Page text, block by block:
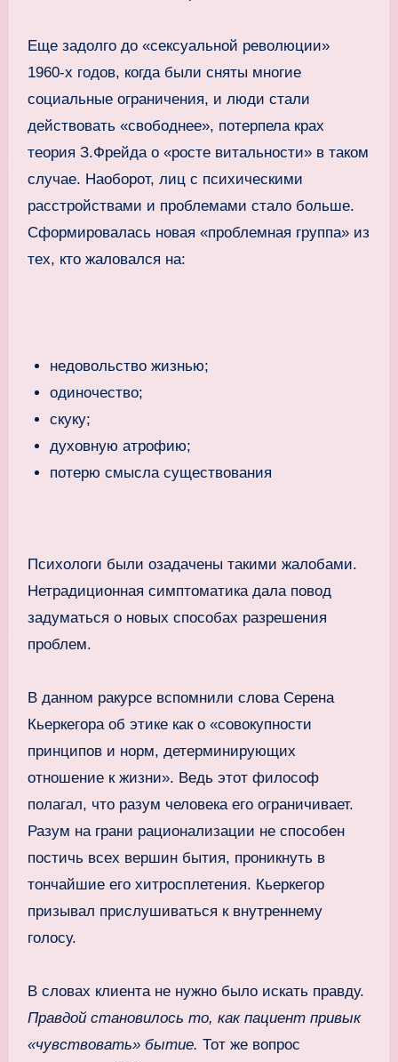
Еще задолго до «сексуальной революции»
1960-х годов, когда были сняты многие
социальные ограничения, и люди стали
действовать «свободнее», потерпела крах
теория З.Фрейда о «росте витальности» в таком
случае. Наоборот, лиц с психическими
расстройствами и проблемами стало больше.
Сформировалась новая «проблемная группа» из
тех, кто жаловался на:
недовольство жизнью;
одиночество;
скуку;
духовную атрофию;
потерю смысла существования
Психологи были озадачены такими жалобами.
Нетрадиционная симптоматика дала повод
задуматься о новых способах разрешения
проблем.
В данном ракурсе вспомнили слова Серена
Кьеркегора об этике как о «совокупности
принципов и норм, детерминирующих
отношение к жизни». Ведь этот философ
полагал, что разум человека его ограничивает.
Разум на грани рационализации не способен
постичь всех вершин бытия, проникнуть в
тончайшие его хитросплетения. Кьеркегор
призывал прислушиваться к внутреннему
голосу.
В словах клиента не нужно было искать правду.
Правдой становилось то, как пациент привык
«чувствовать» бытие. Тот же вопрос